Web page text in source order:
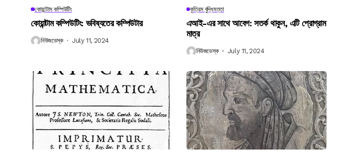
কোয়ান্টাম কম্পিউটিং
কোয়ান্টাম কম্পিউটিং: ভবিষ্যতের কম্পিউটার
নিউজডেস্ক July 11, 2024
কৃত্রিম বুদ্ধিমত্তা
এআই-এর সাথে আবেগ: সতর্ক থাকুন, এটি প্রোগ্রাম
মাত্র
নিউজডেস্ক July 11, 2024